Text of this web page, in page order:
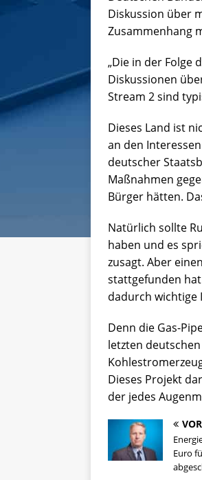
Diskussion über
Zusammenhang
„Die in der Folge
Diskussionen
Stream 2 sind
Dieses Land ist
an den
deutscher
Maßnahmen
Bürger hätten.
Natürlich sollte
haben und es
zusagt. Aber
stattgefunden
dadurch wichtige
Denn die Gas-
letzten
Dieses Projekt
der jedes
Euro